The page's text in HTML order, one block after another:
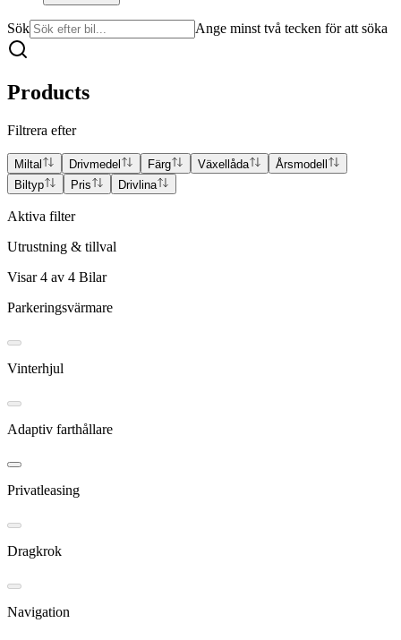
Sök Ange minst två tecken för att söka
Products
Filtrera efter
Miltal Drivmedel Färg Växellåda
Årsmodell
Biltyp
Pris Drivlina
Aktiva filter
Utrustning & tillval
Visar4 av 4 Bilar
Parkeringsvärmare
Vinterhjul
Adaptiv farthållare
Privatleasing
Dragkrok
Navigation